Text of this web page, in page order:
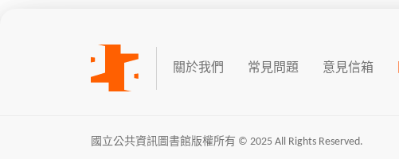
關於我們 常見問題 意見信箱
國立公共資訊圖書館版權所有 © 2025 All Rights Reserved.